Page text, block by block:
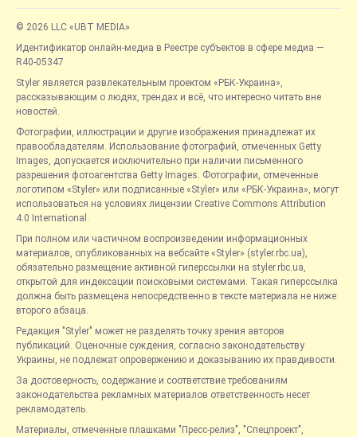
© 2026 LLC «UBT MEDIA»
Идентификатор онлайн-медиа в Реестре субъектов в сфере медиа —
R40-05347
Styler является развлекательным проектом «РБК-Украина»,
рассказывающим о людях, трендах и всё, что интересно читать вне
новостей.
Фотографии, иллюстрации и другие изображения принадлежат их
правообладателям. Использование фотографий, отмеченных Getty
Images, допускается исключительно при наличии письменного
разрешения фотоагентства Getty Images. Фотографии, отмеченные
логотипом «Styler» или подписанные «Styler» или «РБК-Украина», могут
использоваться на условиях лицензии Creative Commons Attribution
4.0 International.
При полном или частичном воспроизведении информационных
материалов, опубликованных на вебсайте «Styler» (styler.rbc.ua),
обязательно размещение активной гиперссылки на styler.rbc.ua,
открытой для индексации поисковыми системами. Такая гиперссылка
должна быть размещена непосредственно в тексте материала не ниже
второго абзаца.
Редакция "Styler" может не разделять точку зрения авторов
публикаций. Оценочные суждения, согласно законодательству
Украины, не подлежат опровержению и доказыванию их правдивости.
За достоверность, содержание и соответствие требованиям
законодательства рекламных материалов ответственность несет
рекламодатель.
Материалы, отмеченные плашками "Пресс-релиз", "Спецпроект",